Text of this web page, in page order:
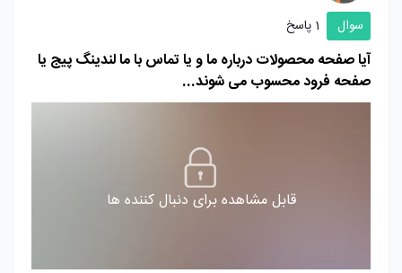
سوال 1 پاسخ
آیا صفحه محصولات درباره ما و یا تماس با ما لندینگ پیج یا
صفحه فرود محسوب می شوند...
قابل مشاهده برای دنبال کننده ها